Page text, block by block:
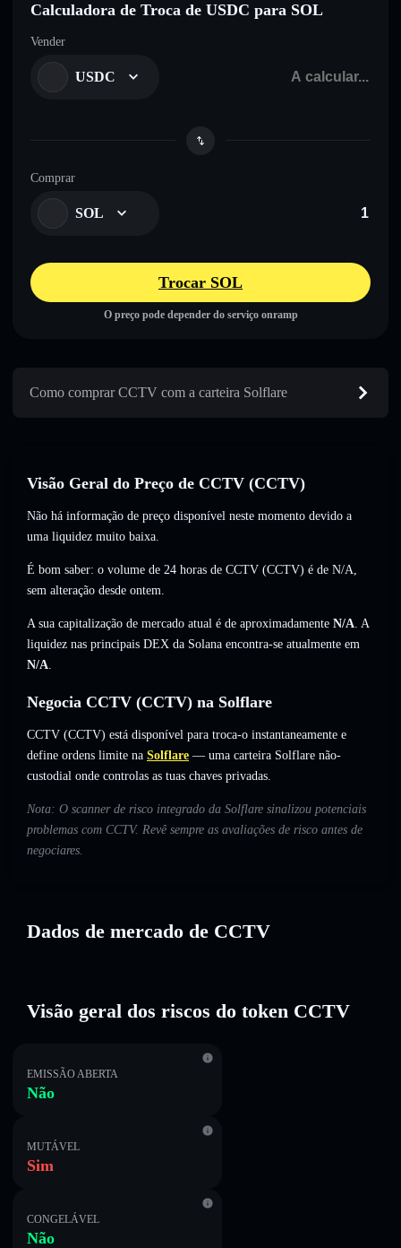
Calculadora de Troca de USDC para SOL
Vender
USDC
Comprar
SOL
Trocar SOL
O preço pode depender do serviço onramp
Como comprar CCTV com a carteira Solflare
Visão Geral do Preço de CCTV (CCTV)
Não há informação de preço disponível neste momento devido a
uma liquidez muito baixa.
É bom saber: o volume de 24 horas de CCTV (CCTV) é de N/A,
sem alteração desde ontem.
A sua capitalização de mercado atual é de aproximadamente N/A. A
liquidez nas principais DEX da Solana encontra-se atualmente em
N/A.
Negocia CCTV (CCTV) na Solflare
CCTV (CCTV) está disponível para troca-o instantaneamente e
define ordens limite na Solflare — uma carteira Solflare não-
custodial onde controlas as tuas chaves privadas.
Nota: O scanner de risco integrado da Solflare sinalizou potenciais
problemas com CCTV. Revê sempre as avaliações de risco antes de
negociares.
Dados de mercado de CCTV
Visão geral dos riscos do token CCTV
EMISSÃO ABERTA
Não
MUTÁVEL
Sim
CONGELÁVEL
Não